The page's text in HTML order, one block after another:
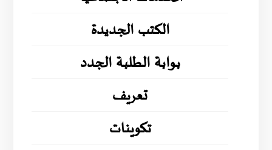
الكتب الجديدة
بوابة الطلبة الجدد
تعريف
تكوينات